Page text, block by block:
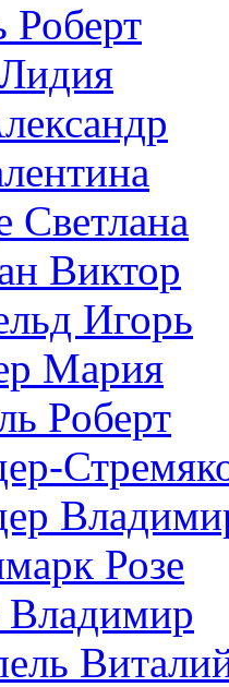
Роберт
Светлана
Виктор
Игорь
Мария
Роберт
Розe